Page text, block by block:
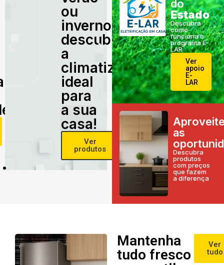
ou
inverno,
descubra
a
climatização
ideal
para
a sua
casa!
Ver
produtos
do
Estado
Descubra
como
funciona o
programa E-
LAR
Ver
apoio
E-
LAR
as
Descubra
produtos
com preços
que fazem
a diferença
Mantenha
tudo fresco
Ver
tudo